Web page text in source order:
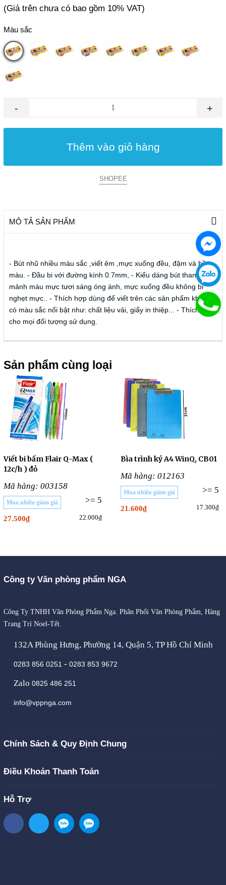
(Giá trên chưa có bao gồm 10% VAT)
Màu sắc
- +
Thêm vào giỏ hàng
SHOPEE
MÔ TẢ SẢN PHẨM
- Bút nhũ nhiều màu sắc ,viết êm ,mực xuống đều, đậm và bền
màu. - Đầu bi với đường kính 0.7mm, - Kiểu dáng bút thanh
mảnh màu mực tươi sáng óng ánh, mực xuống đều không bi
nghẹt mực.. - Thích hợp dùng để viết trên các sản phẩm khi cần
có màu sắc nổi bật như: chất liệu vải, giấy in thiệp... - Thích hợp
cho mọi đối tượng sử dụng.
Sản phẩm cùng loại
Viết bi bấm Flair Q-Max (
12c/h ) đỏ
Mã hàng: 003158
>= 5
Mua nhiều giảm giá
27.500₫ 22.000₫
Bìa trình ký A4 WinQ, CB01
Mã hàng: 012163
>= 5
Mua nhiều giảm giá
21.600₫ 17.300₫
Công ty Văn phòng phẩm NGA
Công Ty TNHH Văn Phòng Phẩm Nga. Phân Phối Văn Phòng Phẩm, Hàng
Trang Trí Noel-Tết.
132A Phùng Hưng, Phường 14, Quận 5, TP Hồ Chí Minh
0283 856 0251 - 0283 853 9672
Zalo 0825 486 251
info@vppnga.com
Chính Sách & Quy Định Chung
Điều Khoản Thanh Toán
Hỗ Trợ